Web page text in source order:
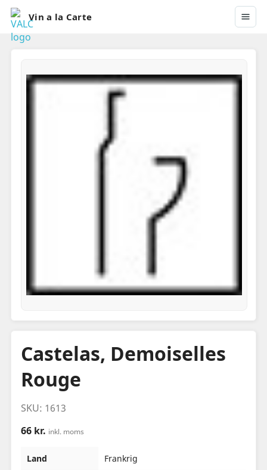
Vin a la Carte
Castelas, Demoiselles
Rouge
SKU: 1613
66 kr. inkl. moms
Land Frankrig